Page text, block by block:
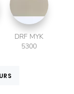
DRF MYK
5300